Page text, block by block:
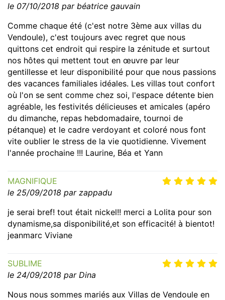
le 07/10/2018 par béatrice gauvain
Comme chaque été (c'est notre 3ème aux villas du
Vendoule), c'est toujours avec regret que nous
quittons cet endroit qui respire la zénitude et surtout
nos hôtes qui mettent tout en œuvre par leur
gentillesse et leur disponibilité pour que nous passions
des vacances familiales idéales. Les villas tout confort
où l'on se sent comme chez soi, l'espace détente bien
agréable, les festivités délicieuses et amicales (apéro
du dimanche, repas hebdomadaire, tournoi de
pétanque) et le cadre verdoyant et coloré nous font
vite oublier le stress de la vie quotidienne. Vivement
l'année prochaine !!! Laurine, Béa et Yann
MAGNIFIQUE
le 25/09/2018 par zappadu
je serai bref! tout était nickel!! merci a Lolita pour son
dynamisme,sa disponibilité,et son efficacité! à bientot!
jeanmarc Viviane
SUBLIME
le 24/09/2018 par Dina
Nous nous sommes mariés aux Villas de Vendoule en